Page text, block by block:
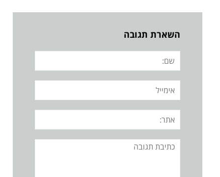
השארת תגובה
שם:
אימייל
אתר:
תגובה